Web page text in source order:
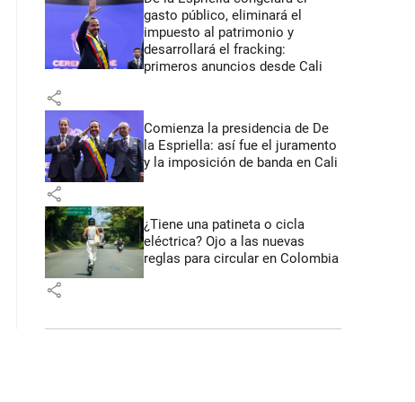
gasto público, eliminará el
impuesto al patrimonio y
desarrollará el fracking:
primeros anuncios desde Cali
share
Comienza la presidencia de De
la Espriella: así fue el juramento
y la imposición de banda en Cali
share
¿Tiene una patineta o cicla
eléctrica? Ojo a las nuevas
reglas para circular en Colombia
share